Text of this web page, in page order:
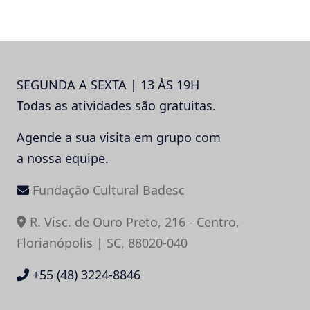
SEGUNDA A SEXTA | 13 ÀS 19H
Todas as atividades são gratuitas.
Agende a sua visita em grupo com
a nossa equipe.
Fundação Cultural Badesc
R. Visc. de Ouro Preto, 216 - Centro,
Florianópolis | SC, 88020-040
+55 (48) 3224-8846